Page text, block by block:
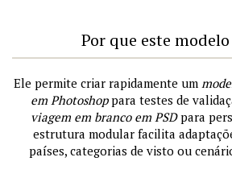
Por que este
Ele permite criar rapidamente um
em Photoshoppara testes de
viagem em branco em PSDpara
estrutura modular facilita
países, categorias de visto ou